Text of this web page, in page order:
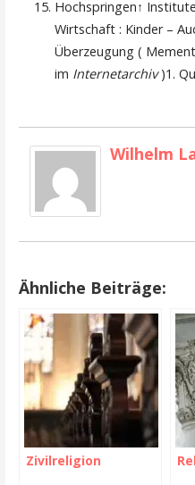
Hochspringen↑
Wirtschaft : Kinder –
Überzeugung (
im Internetarchiv)1.
Wilhelm
Ähnliche Beiträge:
Zivilreligion